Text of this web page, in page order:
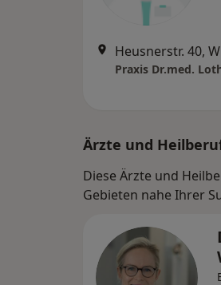
Heusnerstr. 40,
Ärzte und
Diese Ärzte und
Gebieten nahe Ihrer